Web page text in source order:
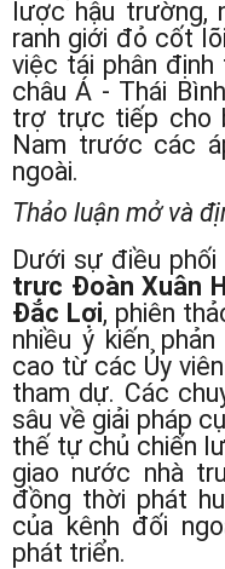
lược hậu trường,
ranh giới đỏ cốt
việc tái phân
châu Á - Thái
trợ trực tiếp cho
Nam trước các
ngoài.
Thảo luận mở và
Dưới sự điều phối
trực Đoàn Xuân
Đắc Lợi, phiên
nhiều ý kiến
cao từ các Ủy
tham dự. Các
sâu về giải pháp
thế tự chủ chiến
giao nước nhà
đồng thời phát
của kênh đối
phát triển.